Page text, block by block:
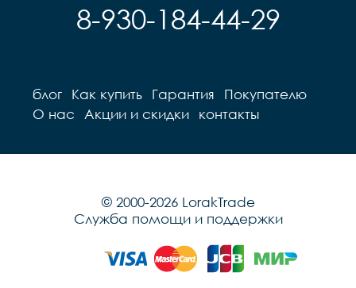
8-930-184-44-29
блог Как купить Гарантия
Покупателю
О нас
Акции и скидки контакты
© 2000-2026 LorakTrade
Служба помощи и поддержки